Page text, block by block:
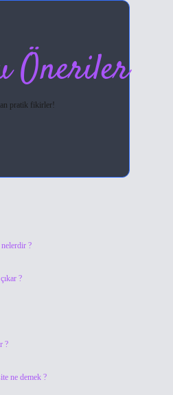
Öneriler
pratik fikirler!
?
?
?
ne demek ?